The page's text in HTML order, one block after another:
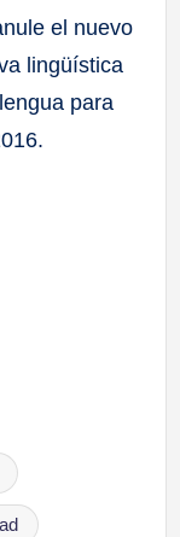
el nuevo
lingüística
para